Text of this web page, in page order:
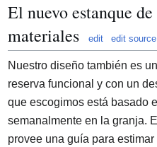
El nuevo estanque
materiales
edit edit source
Nuestro diseño también es
reserva funcional y con un
que escogimos está basado
semanalmente en la granja.
provee una guía para